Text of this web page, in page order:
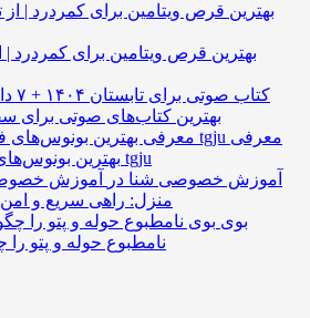
بهترین قرص ویتامین برای کمردرد |
۷ کتاب صوتی برای تابستان ۱۴۰۴ +
بهترین کتاب‌های صوتی برای
معرفی
بهترین بونوس‌های فارکس در سایت tgju
آموزش خصوصی شنا در
منزل: راهی سریع و
بوی
نامطبوع حوله و پتو را